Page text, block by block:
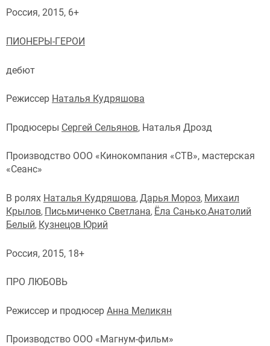
Россия, 2015, 6+
ПИОНЕРЫ-ГЕРОИ
дебют
Режиссер Наталья Кудряшова
Продюсеры Сергей Сельянов, Наталья Дрозд
Производство ООО «Кинокомпания «СТВ», мастерская
«Сеанс»
В ролях Наталья Кудряшова, Дарья Мороз, Михаил
Крылов, Письмиченко Светлана, Ёла Санько,Анатолий
Белый, Кузнецов Юрий
Россия, 2015, 18+
ПРО ЛЮБОВЬ
Режиссер и продюсер Анна Меликян
Производство ООО «Магнум-фильм»